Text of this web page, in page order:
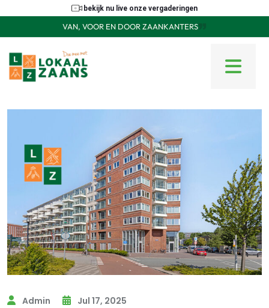
bekijk nu live onze vergaderingen
VAN, VOOR EN DOOR ZAANKANTERS
Admin
Jul 17, 2025